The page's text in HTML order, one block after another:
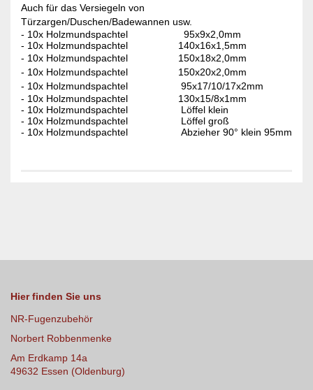
Auch für das Versiegeln von
Türzargen/Duschen/Badewannen usw.
- 10x Holzmundspachtel 95x9x2,0mm
- 10x Holzmundspachtel 140x16x1,5mm
- 10x Holzmundspachtel 150x18x2,0mm
- 10x Holzmundspachtel 150x20x2,0mm
- 10x Holzmundspachtel 95x17/10/17x2mm
- 10x Holzmundspachtel 130x15/8x1mm
- 10x Holzmundspachtel Löffel klein
- 10x Holzmundspachtel Löffel groß
- 10x Holzmundspachtel Abzieher 90° klein 95mm
Hier finden Sie uns
NR-Fugenzubehör
Norbert Robbenmenke
Am Erdkamp 14a
49632 Essen (Oldenburg)